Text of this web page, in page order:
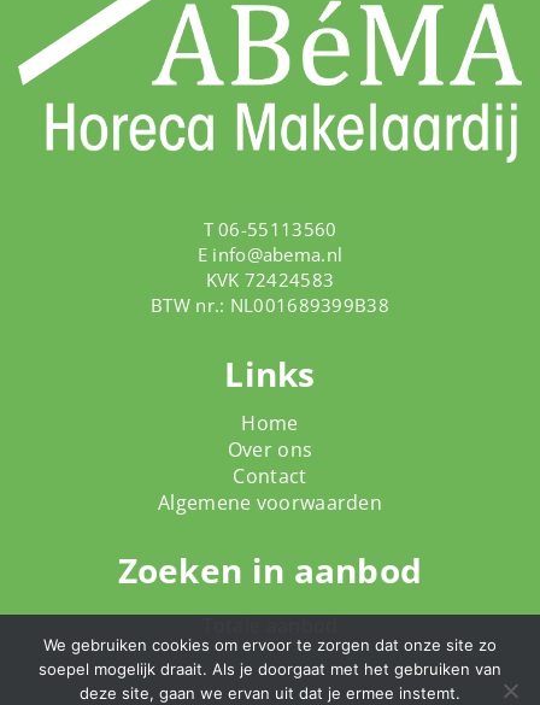
T 06-55113560
E info@abema.nl
KVK 72424583
BTW nr.: NL001689399B38
Links
Home
Over ons
Contact
Algemene voorwaarden
Zoeken in aanbod
We gebruiken cookies om ervoor te zorgen dat onze site zo
soepel mogelijk draait. Als je doorgaat met het gebruiken van
deze site, gaan we ervan uit dat je ermee instemt.